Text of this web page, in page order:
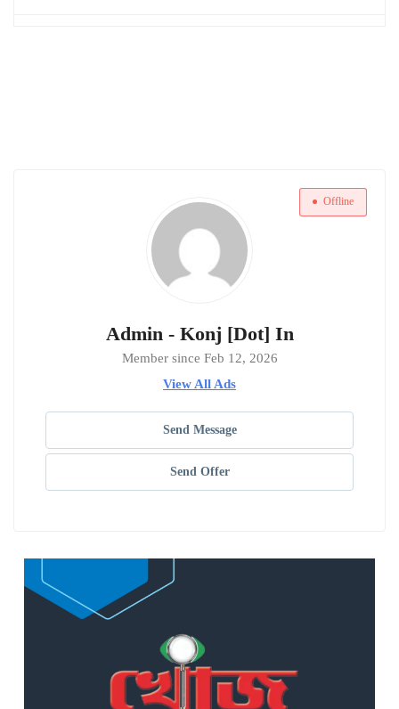
Offline
Admin - Konj [Dot] In
Member since Feb 12, 2026
View All Ads
Send Message
Send Offer